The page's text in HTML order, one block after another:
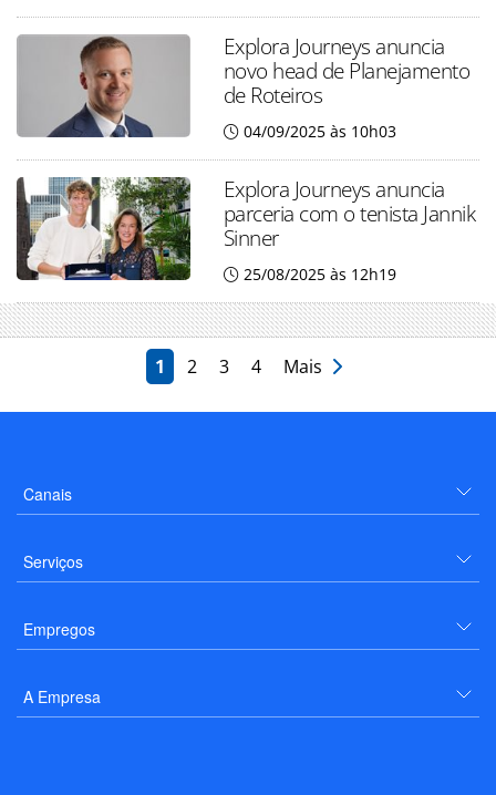
Explora Journeys anuncia
novo head de Planejamento
de Roteiros
04/09/2025 às 10h03
Explora Journeys anuncia
parceria com o tenista Jannik
Sinner
25/08/2025 às 12h19
1 2 3 4 Mais
Canais
Serviços
Empregos
A Empresa